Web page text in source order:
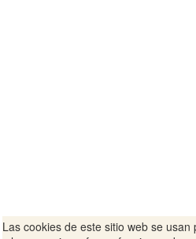
Las cookies de este sitio web se